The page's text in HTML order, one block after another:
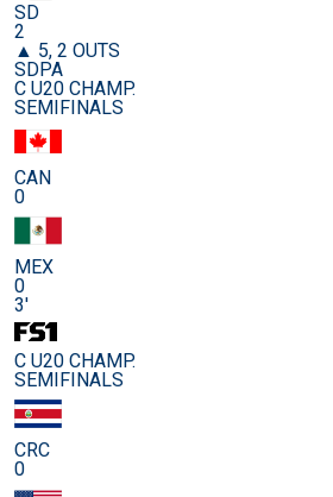
SD
2
▲ 5, 2 OUTS
SDPA
C U20 CHAMP.
SEMIFINALS
CAN
0
MEX
0
3'
C U20 CHAMP.
SEMIFINALS
CRC
0